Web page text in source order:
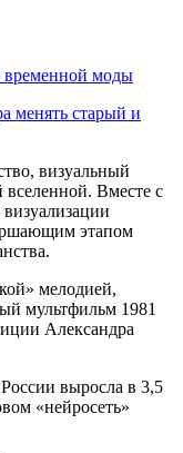
временной моды
менять старый и
визуальный
Вместе с
этапом
мелодией,
мультфильм 1981
Александра
выросла в 3,5
«нейросеть»